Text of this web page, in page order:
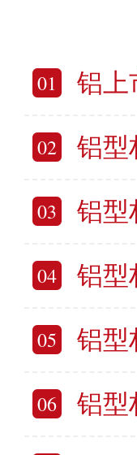
01 铝上
02 铝型
03 铝型
04 铝型
05 铝型
06 铝型